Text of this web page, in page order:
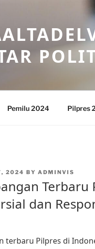
Pemilu 2024 Pilpres
2024 BY ADMINVIS
Terbaru
dan
terbaru Pilpres di